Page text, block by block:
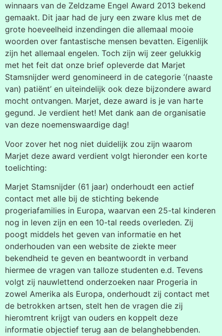
winnaars van de Zeldzame Engel Award 2013 bekend
gemaakt. Dit jaar had de jury een zware klus met de
grote hoeveelheid inzendingen die allemaal mooie
woorden over fantastische mensen bevatten. Eigenlijk
zijn het allemaal engelen. Toch zijn wij zeer gelukkig
met het feit dat onze brief opleverde dat Marjet
Stamsnijder werd genomineerd in de categorie ‘(naaste
van) patiënt’ en uiteindelijk ook deze bijzondere award
mocht ontvangen. Marjet, deze award is je van harte
gegund. Je verdient het! Met dank aan de organisatie
van deze noemenswaardige dag!
Voor zover het nog niet duidelijk zou zijn waarom
Marjet deze award verdient volgt hieronder een korte
toelichting:
Marjet Stamsnijder (61 jaar) onderhoudt een actief
contact met alle bij de stichting bekende
progeriafamilies in Europa, waarvan een 25-tal kinderen
nog in leven zijn en een 10-tal reeds overleden. Zij
poogt middels het geven van informatie en het
onderhouden van een website de ziekte meer
bekendheid te geven en beantwoordt in verband
hiermee de vragen van talloze studenten e.d. Tevens
volgt zij nauwlettend onderzoeken naar Progeria in
zowel Amerika als Europa, onderhoudt zij contact met
de betrokken artsen, stelt hen de vragen die zij
hieromtrent krijgt van ouders en koppelt deze
informatie objectief terug aan de belanghebbenden.